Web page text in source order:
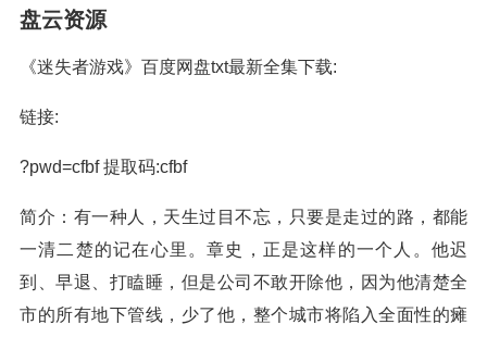
盘云资源
《迷失者游戏》百度网盘txt最新全集下载:
链接:
?pwd=cfbf 提取码:cfbf
简介：有一种人，天生过目不忘，只要是走过的路，都能
一清二楚的记在心里。章史，正是这样的一个人。他迟
到、早退、打瞌睡，但是公司不敢开除他，因为他清楚全
市的所有地下管线，少了他，整个城市将陷入全面性的瘫